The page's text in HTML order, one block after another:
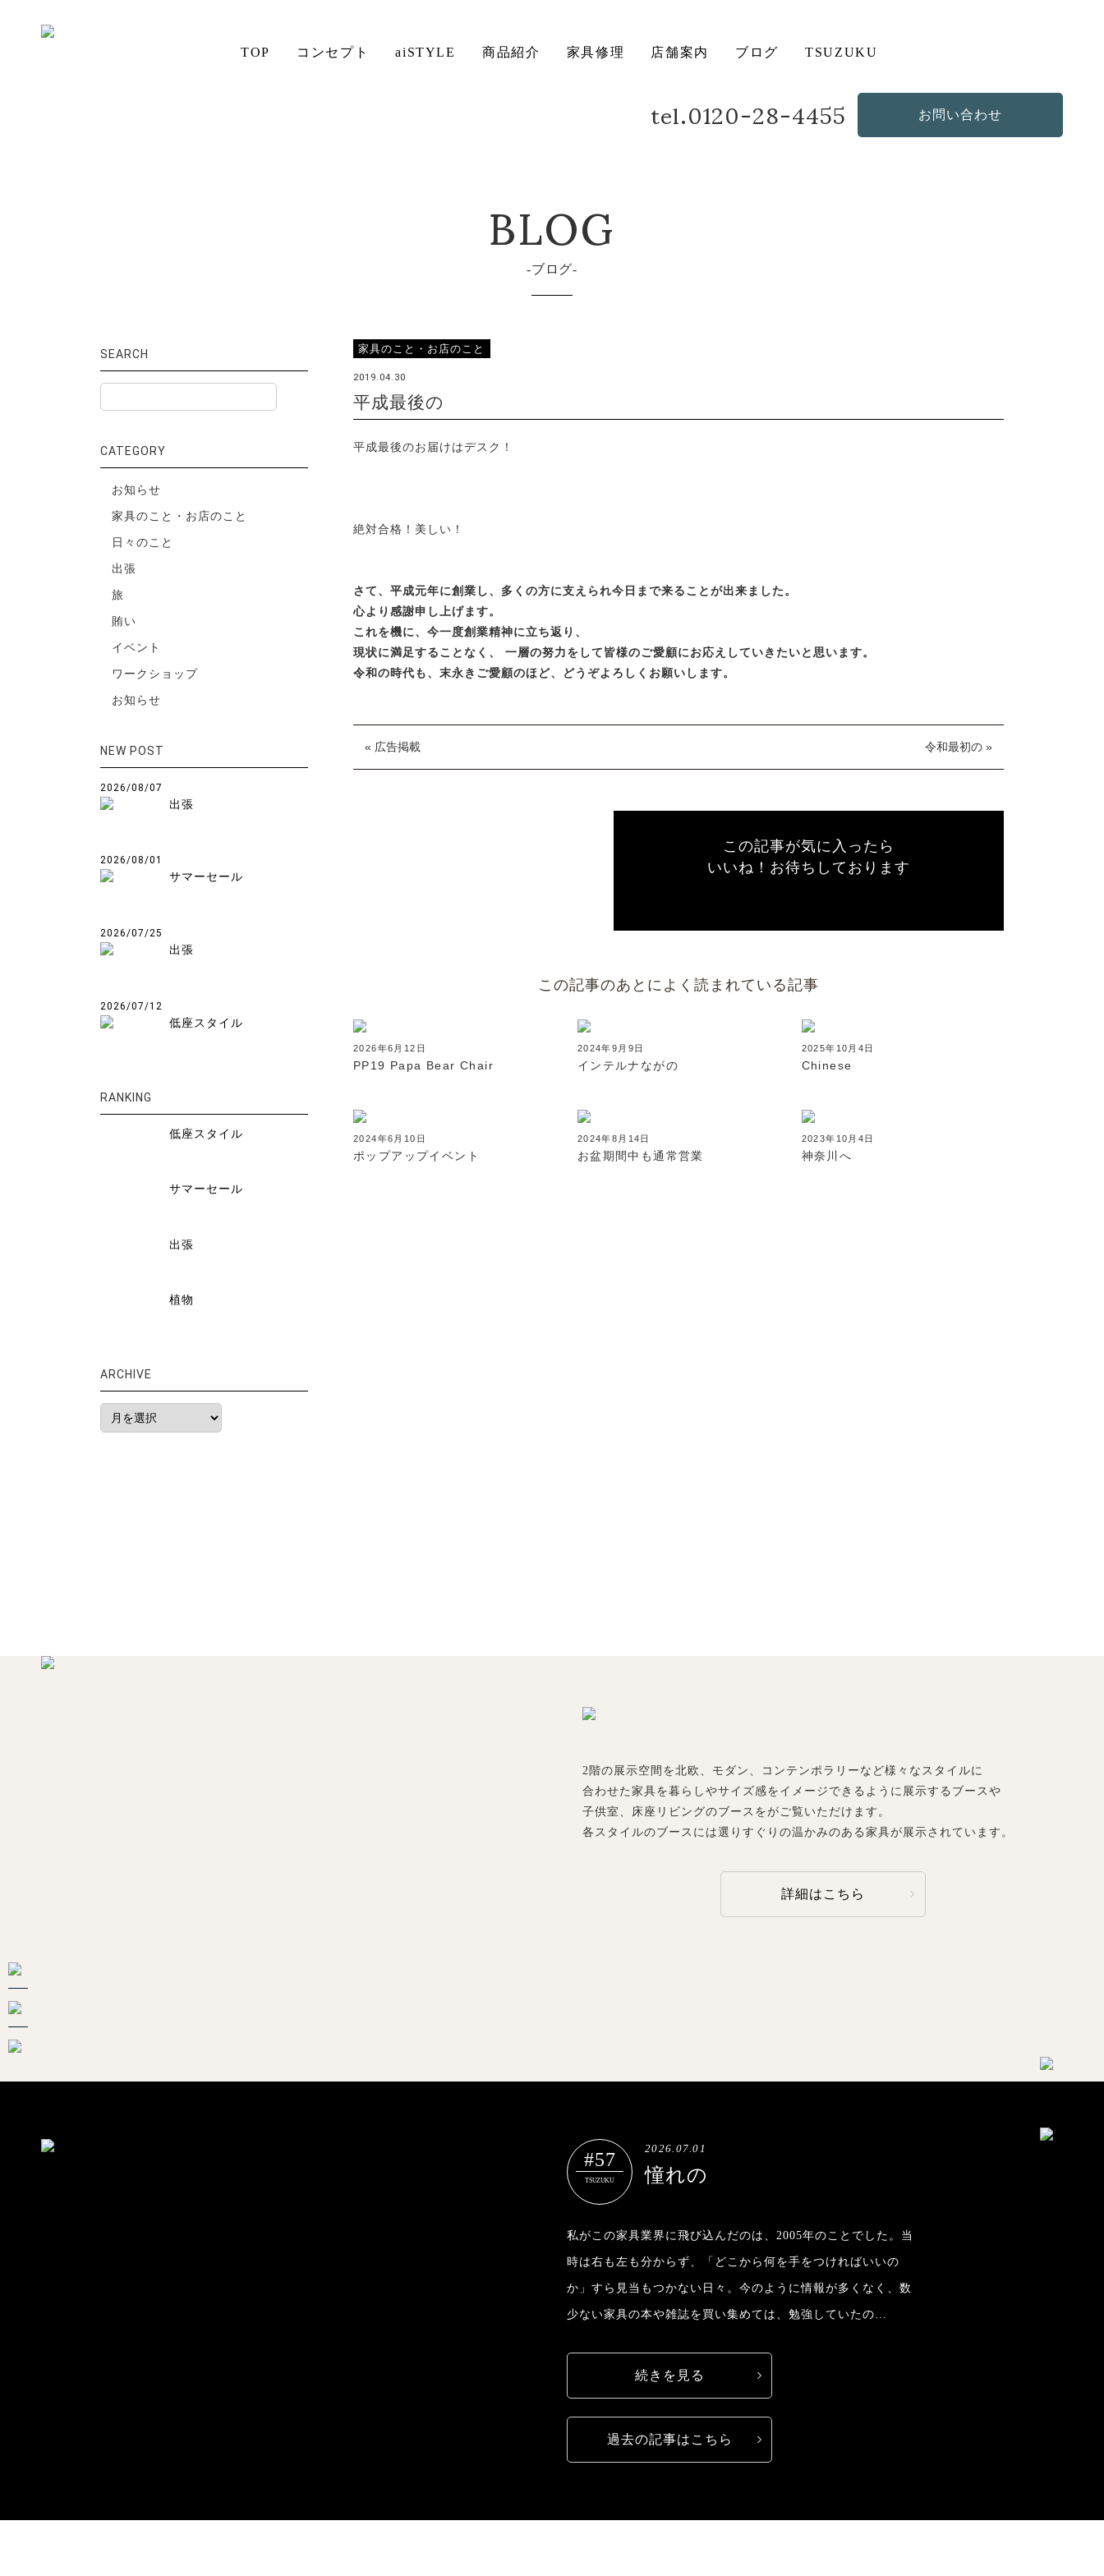
TOP コンセプト aiSTYLE 商品紹介 家具修理 店舗案内 ブログ TSUZUKU
tel.0120-28-4455 お問い合わせ
BLOG
ブログ
家具のこと・お店のこと
2019.04.30
平成最後の
平成最後のお届けはデスク！
絶対合格！美しい！
さて、平成元年に創業し、多くの方に支えられ今日まで来ることが出来ました。
心より感謝申し上げます。
これを機に、今一度創業精神に立ち返り、
現状に満足することなく、 一層の努力をして皆様のご愛顧にお応えしていきたいと思います。
令和の時代も、末永きご愛顧のほど、どうぞよろしくお願いします。
« 広告掲載 令和最初の »
この記事が気に入ったら
いいね！お待ちしております
この記事のあとによく読まれている記事
2026年6月12日
PP19 Papa Bear Chair
2024年9月9日
インテルナながの
2025年10月4日
Chinese
2024年6月10日
ポップアップイベント
2024年8月14日
お盆期間中も通常営業
2023年10月4日
神奈川へ
SEARCH
CATEGORY
お知らせ
家具のこと・お店のこと
日々のこと
出張
旅
賄い
イベント
ワークショップ
お知らせ
NEW POST
2026/08/07
出張
2026/08/01
サマーセール
2026/07/25
出張
2026/07/12
低座スタイル
RANKING
低座スタイル
サマーセール
出張
植物
ARCHIVE
2階の展示空間を北欧、モダン、コンテンポラリーなど様々なスタイルに
合わせた家具を暮らしやサイズ感をイメージできるように展示するブースや
子供室、床座リビングのブースをがご覧いただけます。
各スタイルのブースには選りすぐりの温かみのある家具が展示されています。
詳細はこちら
#57
TSUZUKU
2026.07.01
憧れの
私がこの家具業界に飛び込んだのは、2005年のことでした。当
時は右も左も分からず、「どこから何を手をつければいいの
か」すら見当もつかない日々。今のように情報が多くなく、数
少ない家具の本や雑誌を買い集めては、勉強していたの…
続きを見る
過去の記事はこちら